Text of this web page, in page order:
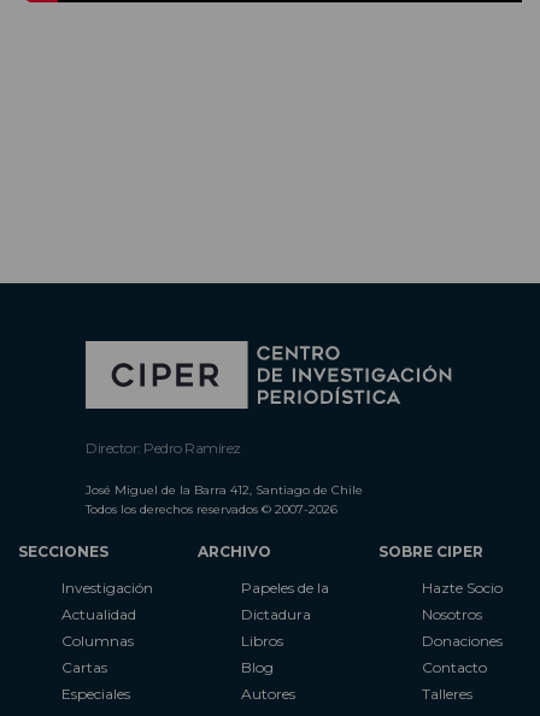
Director: Pedro Ramírez
José Miguel de la Barra 412, Santiago de Chile
Todos los derechos reservados © 2007-2026
SECCIONES
Investigación
Actualidad
Columnas
Cartas
Especiales
ARCHIVO
Papeles de la
Dictadura
Libros
Blog
Autores
SOBRE CIPER
Hazte Socio
Nosotros
Donaciones
Contacto
Talleres